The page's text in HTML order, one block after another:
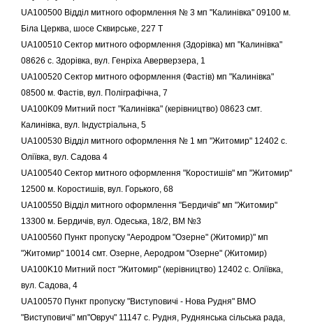
UA100500 Відділ митного оформлення № 3 мп "Калинівка" 09100 м.
Біла Церква, шосе Сквирське, 227 Т
UA100510 Сектор митного оформлення (Здорівка) мп "Калинівка"
08626 с. Здорівка, вул. Генріха Аверверзера, 1
UA100520 Сектор митного оформлення (Фастів) мп "Калинівка"
08500 м. Фастів, вул. Поліграфічна, 7
UA100K09 Митний пост "Калинівка" (керівництво) 08623 смт.
Калинівка, вул. Індустріальна, 5
UA100530 Відділ митного оформлення № 1 мп "Житомир" 12402 с.
Оліївка, вул. Садова 4
UA100540 Сектор митного оформлення "Коростишів" мп "Житомир"
12500 м. Коростишів, вул. Горького, 68
UA100550 Відділ митного оформлення "Бердичів" мп "Житомир"
13300 м. Бердичів, вул. Одеська, 18/2, ВМ №3
UA100560 Пункт пропуску "Аеродром "Озерне" (Житомир)" мп
"Житомир" 10014 смт. Озерне, Аеродром "Озерне" (Житомир)
UA100K10 Митний пост "Житомир" (керівництво) 12402 с. Оліївка,
вул. Садова, 4
UA100570 Пункт пропуску "Виступовичі - Нова Рудня" ВМО
"Виступовичі" мп"Овруч" 11147 с. Рудня, Руднянська сільська рада,